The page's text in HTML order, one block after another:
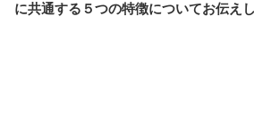
に共通する５つの特徴についてお伝えし